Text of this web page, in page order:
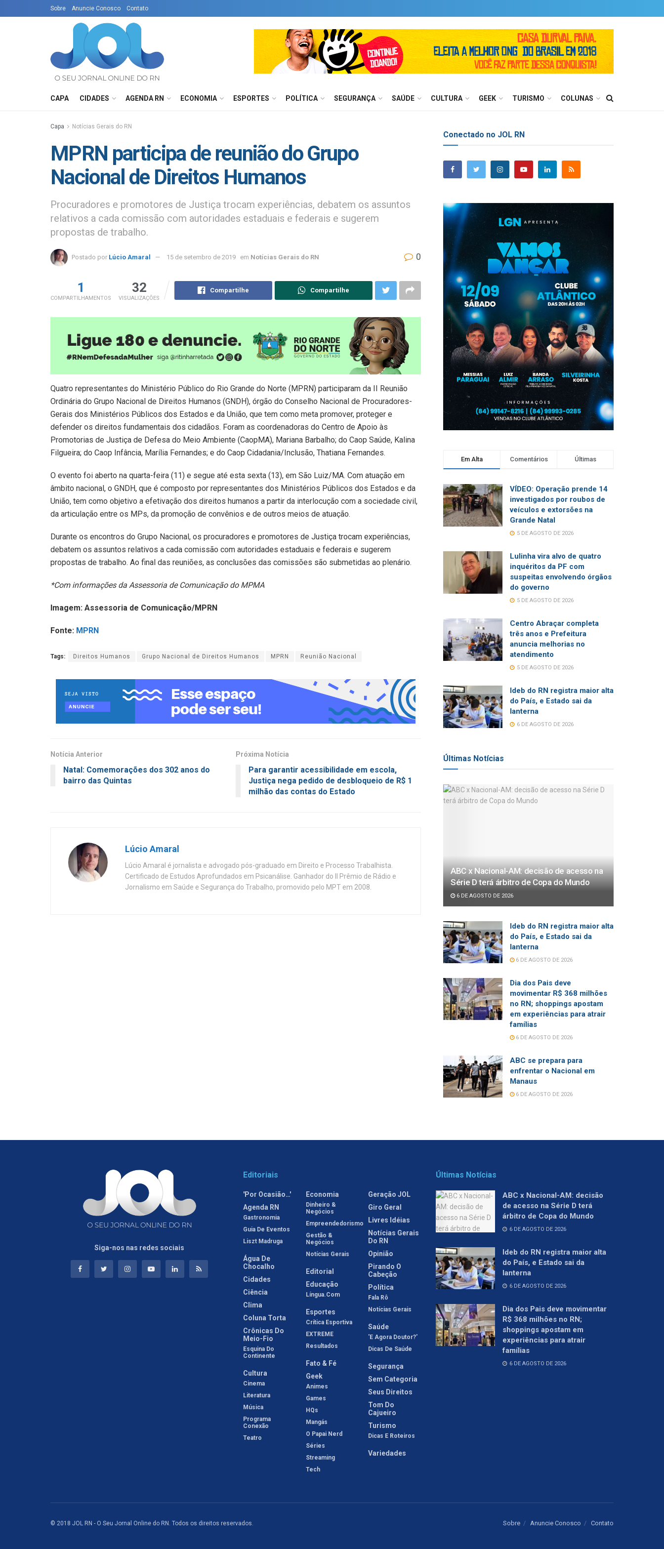
Sobre Anuncie Conosco Contato
CAPA CIDADES AGENDA RN ECONOMIA ESPORTES POLÍTICA SEGURANÇA SAÚDE CULTURA GEEK TURISMO COLUNAS
Capa Notícias Gerais do RN
MPRN participa de reunião do Grupo
Nacional de Direitos Humanos
Procuradores e promotores de Justiça trocam experiências, debatem os assuntos
relativos a cada comissão com autoridades estaduais e federais e sugerem
propostas de trabalho.
Postado por Lúcio Amaral 15 de setembro de 2019 em Notícias Gerais do RN 0
1
COMPARTILHAMENTOS
32
VISUALIZAÇÕES
Compartilhe Compartilhe
Quatro representantes do Ministério Público do Rio Grande do Norte (MPRN) participaram da II Reunião
Ordinária do Grupo Nacional de Direitos Humanos (GNDH), órgão do Conselho Nacional de Procuradores-
Gerais dos Ministérios Públicos dos Estados e da União, que tem como meta promover, proteger e
defender os direitos fundamentais dos cidadãos. Foram as coordenadoras do Centro de Apoio às
Promotorias de Justiça de Defesa do Meio Ambiente (CaopMA), Mariana Barbalho; do Caop Saúde, Kalina
Filgueira; do Caop Infância, Marília Fernandes; e do Caop Cidadania/Inclusão, Thatiana Fernandes.
O evento foi aberto na quarta-feira (11) e segue até esta sexta (13), em São Luiz/MA. Com atuação em
âmbito nacional, o GNDH, que é composto por representantes dos Ministérios Públicos dos Estados e da
União, tem como objetivo a efetivação dos direitos humanos a partir da interlocução com a sociedade civil,
da articulação entre os MPs, da promoção de convênios e de outros meios de atuação.
Durante os encontros do Grupo Nacional, os procuradores e promotores de Justiça trocam experiências,
debatem os assuntos relativos a cada comissão com autoridades estaduais e federais e sugerem
propostas de trabalho. Ao final das reuniões, as conclusões das comissões são submetidas ao plenário.
*Com informações da Assessoria de Comunicação do MPMA
Imagem: Assessoria de Comunicação/MPRN
Fonte: MPRN
Tags: Direitos Humanos Grupo Nacional de Direitos Humanos MPRN Reunião Nacional
Notícia Anterior
Natal: Comemorações dos 302 anos do
bairro das Quintas
Próxima Notícia
Para garantir acessibilidade em escola,
Justiça nega pedido de desbloqueio de R$ 1
milhão das contas do Estado
Lúcio Amaral
Lúcio Amaral é jornalista e advogado pós-graduado em Direito e Processo Trabalhista.
Certificado de Estudos Aprofundados em Psicanálise. Ganhador do II Prêmio de Rádio e
Jornalismo em Saúde e Segurança do Trabalho, promovido pelo MPT em 2008.
Conectado no JOL RN
Em Alta Comentários Últimas
VÍDEO: Operação prende 14
investigados por roubos de
veículos e extorsões na
Grande Natal
5 DE AGOSTO DE 2026
Lulinha vira alvo de quatro
inquéritos da PF com
suspeitas envolvendo órgãos
do governo
5 DE AGOSTO DE 2026
Centro Abraçar completa
três anos e Prefeitura
anuncia melhorias no
atendimento
5 DE AGOSTO DE 2026
Ideb do RN registra maior alta
do País, e Estado sai da
lanterna
6 DE AGOSTO DE 2026
Últimas Notícias
ABC x Nacional-AM: decisão de acesso na
Série D terá árbitro de Copa do Mundo
6 DE AGOSTO DE 2026
Ideb do RN registra maior alta
do País, e Estado sai da
lanterna
6 DE AGOSTO DE 2026
Dia dos Pais deve
movimentar R$ 368 milhões
no RN; shoppings apostam
em experiências para atrair
famílias
6 DE AGOSTO DE 2026
ABC se prepara para
enfrentar o Nacional em
Manaus
6 DE AGOSTO DE 2026
Siga-nos nas redes sociais
Editoriais
'Por Ocasião…'
Agenda RN
Gastronomia
Guia De Eventos
Liszt Madruga
Água De
Chocalho
Cidades
Ciência
Clima
Coluna Torta
Crônicas Do
Meio-Fio
Esquina Do
Continente
Cultura
Cinema
Literatura
Música
Programa
Conexão
Teatro
Economia
Dinheiro &
Negócios
Empreendedorismo
Gestão &
Negócios
Notícias Gerais
Editorial
Educação
Língua.com
Esportes
Crítica Esportiva
EXTREME
Resultados
Fato & Fé
Geek
Animes
Games
HQs
Mangás
O Papai Nerd
Séries
Streaming
Tech
Geração JOL
Giro Geral
Livres Idéias
Notícias Gerais
Do RN
Opinião
Pirando O
Cabeção
Política
Fala Rô
Notícias Gerais
Saúde
'E Agora Doutor?'
Dicas De Saúde
Segurança
Sem Categoria
Seus Direitos
Tom Do
Cajueiro
Turismo
Dicas E Roteiros
Variedades
Últimas Notícias
ABC x Nacional-AM: decisão
de acesso na Série D terá
árbitro de Copa do Mundo
6 DE AGOSTO DE 2026
Ideb do RN registra maior alta
do País, e Estado sai da
lanterna
6 DE AGOSTO DE 2026
Dia dos Pais deve movimentar
R$ 368 milhões no RN;
shoppings apostam em
experiências para atrair
famílias
6 DE AGOSTO DE 2026
Sobre Anuncie Conosco Contato
© 2018 JOL RN - O Seu Jornal Online do RN. Todos os direitos reservados.